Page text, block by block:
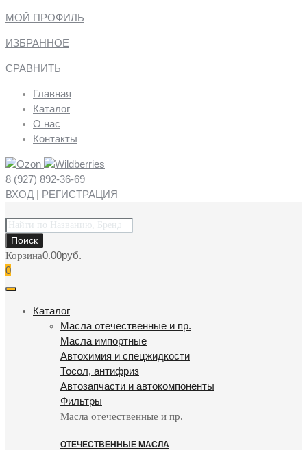
МОЙ ПРОФИЛЬ
ИЗБРАННОЕ
СРАВНИТЬ
Главная
Каталог
О нас
Контакты
8 (927) 892-36-69
ВХОД | РЕГИСТРАЦИЯ
Поиск
товаров
Поиск
Корзина0.00руб.
0
Каталог
Масла отечественные и пр.
Масла импортные
Автохимия и спецжидкости
Тосол, антифриз
Автозапчасти и автокомпоненты
Фильтры
Масла отечественные и пр.
ОТЕЧЕСТВЕННЫЕ МАСЛА